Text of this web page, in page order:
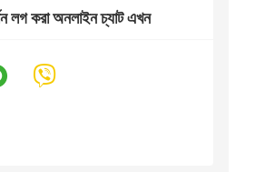
লগ করা অনলাইন চ্যাট এখন